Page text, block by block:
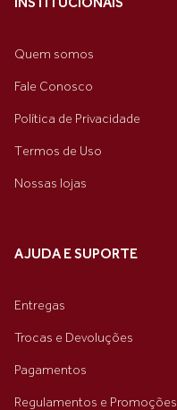
Quem somos
Fale Conosco
Política de Privacidade
Termos de Uso
Nossas lojas
AJUDA E SUPORTE
Entregas
Trocas e Devoluções
Pagamentos
Regulamentos e Promoções